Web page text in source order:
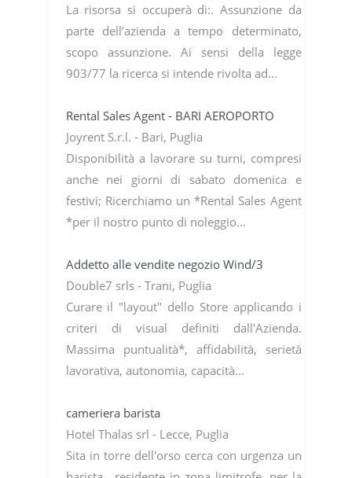
La risorsa si occuperà di:. Assunzione da
parte dell’azienda a tempo determinato,
scopo assunzione. Ai sensi della legge
903/77 la ricerca si intende rivolta ad...
Rental Sales Agent - BARI AEROPORTO
Joyrent S.r.l. - Bari, Puglia
Disponibilità a lavorare su turni, compresi
anche nei giorni di sabato domenica e
festivi; Ricerchiamo un *Rental Sales Agent
*per il nostro punto di noleggio...
Addetto alle vendite negozio Wind/3
Double7 srls - Trani, Puglia
Curare il "layout" dello Store applicando i
criteri di visual definiti dall'Azienda.
Massima puntualità*, affidabilità, serietà
lavorativa, autonomia, capacità...
cameriera barista
Hotel Thalas srl - Lecce, Puglia
Sita in torre dell'orso cerca con urgenza un